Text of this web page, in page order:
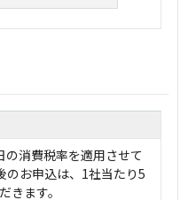
消費税率を適用させて
のお申込は、1社当たり5
きます。